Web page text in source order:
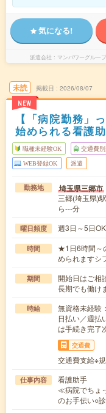
気になる!
派遣会社 マンパワーグルー
未読
NEW
掲載日 2026/08/07
【「病院勤務」
始められる看護
職種未経験OK 交通費
WEB登録OK 派遣
勤務地 埼玉県三郷市
三郷(埼玉県)
ら---分
曜日頻度 週3日～5日
時間
★1日6時間～
められますシ
期間
開始日はご
長期でも働け
時給
無資格未経
日払い／週払
は手続き完了
交通費
交通費支給※
仕事内容
看護助手
≪病院でちょ
のお手伝い○